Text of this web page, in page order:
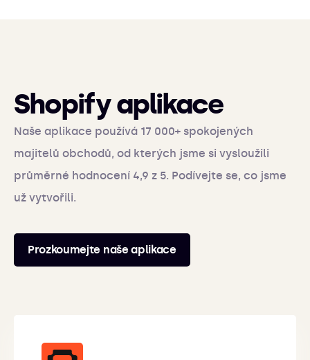
Shopify aplikace
Naše aplikace používá 17 000+ spokojených
majitelů obchodů, od kterých jsme si vysloužili
průměrné hodnocení 4,9 z 5. Podívejte se, co jsme
už vytvořili.
Prozkoumejte naše aplikace